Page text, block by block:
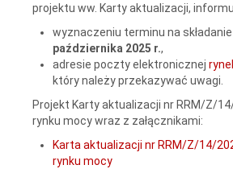
projektu ww. Karty aktualizacji,
wyznaczeniu terminu na
października 2025 r.,
adresie poczty elektronicznej
który należy przekazywać uwagi.
Projekt Karty aktualizacji nr RRM/Z/
rynku mocy wraz z załącznikami:
Karta aktualizacji nr RRM/Z/14/
rynku mocy